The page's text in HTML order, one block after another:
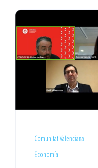
Comunitat Valenciana
Economía